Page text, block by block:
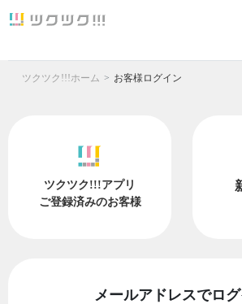
ツクツク!!!ホーム お客様ログイン
ツクツク!!!アプリ
ご登録済みのお客様
メールアドレスでロ